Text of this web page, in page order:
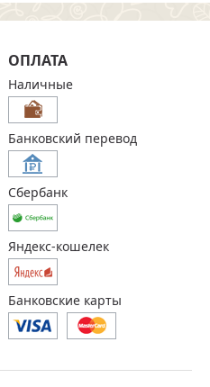
ОПЛАТА
Наличные
Банковский перевод
Сбербанк
Яндекс-кошелек
Банковские карты